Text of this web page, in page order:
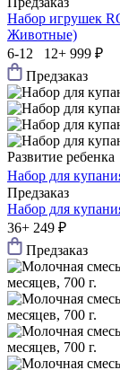
Набор игрушек
Животные)
6-12 12+ 999 ₽
Предзаказ
Развитие ребенка
Набор для
Предзаказ
Набор для
36+ 249 ₽
Предзаказ